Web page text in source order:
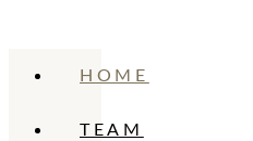
HOME
TEAM